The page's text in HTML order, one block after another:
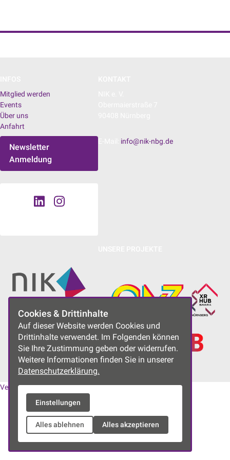
Mitglied werden
Events
Über uns
Anfahrt
Newsletter
Anmeldung
info@nik-nbg.de
Vereinssatzung|Datenschutzerklärung|Impressum
Cookies & Drittinhalte
Auf dieser Website werden Cookies und
Drittinhalte verwendet. Im Folgenden können
Sie Ihre Zustimmung geben oder widerrufen.
Weitere Informationen finden Sie in unserer
Datenschutzerklärung.
Einstellungen
Alles ablehnen Alles akzeptieren